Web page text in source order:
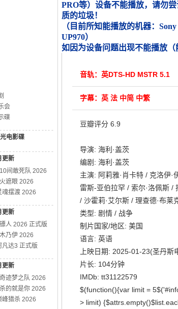
会
碟
电影碟
更新
间敢死队 2026
遮眼 2026
魂摆渡 2026
更新
人 2026 正式版
乃伊 2026
凡达3 正式版
更新
迹梦之队 2026
的就是你 2026
峰猎杀 2026
PRO等）设备不能播放，请勿
质的垃圾！
（目前所知能播放的机器：
UP970）
如因为设备问题出现不能播放（
音轨：英DTS-HD MSTR 5.1
字幕：英 法 中简 中繁
豆瓣评分 6.9
导演: 海利·盖茨
编剧: 海利·盖茨
主演: 阿莉雅·肖卡特 / 克洛伊·
雷斯-亚伯拉罕 / 索尔·洛佩斯 /
/ 沙霍莉·艾尔斯 / 理查德·布莱
类型: 剧情 / 战争
制片国家/地区: 美国
语言: 英语
上映日期: 2025-01-23(圣丹
片长: 104分钟
IMDb: tt31122579
$(function(){var limit =
> limit)